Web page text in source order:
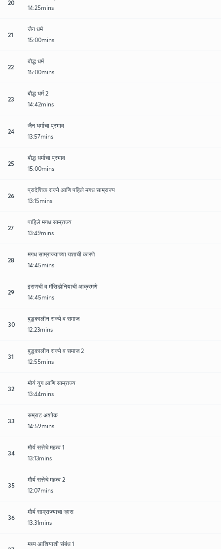
20
14:25mins
21
जैन धर्म
15:00mins
22
बौद्ध धर्म
15:00mins
23
बौद्ध धर्म 2
14:42mins
24
जैन धर्माचा प्रभाव
13:57mins
25
बौद्ध धर्माचा प्रभाव
15:00mins
26
प्रादेशिक राज्ये आणि पहिले मगध साम्राज्य
13:15mins
27
पाहिले मगध साम्राज्य
13:49mins
28
मगध साम्राज्याच्या यशाची कारणे
14:45mins
29
इराणची व मॅसिडोनियाची आक्रमणे
14:45mins
30
बुद्धकालीन राज्ये व समाज
12:23mins
31
बुद्धकालीन राज्ये व समाज 2
12:55mins
32
मौर्य युग आणि साम्राज्य
13:44mins
33
सम्राट अशोक
14:59mins
34
मौर्य सत्तेचे महत्व 1
13:13mins
35
मौर्य सत्तेचे महत्व 2
12:07mins
36
मौर्य साम्राज्याचा ऱ्हास
13:31mins
मध्य आशियाशी संबंध 1